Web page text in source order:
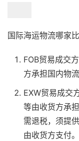
国际海运物流哪家
FOB贸易成交
方承担国内物
EXW贸易成交
等由收货方承
需退税，须提
由收货方支付。